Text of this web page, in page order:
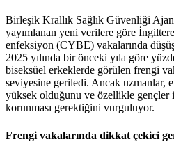
Birleşik Krallık Sağlık Güvenliği
yayımlanan yeni verilere göre
enfeksiyon (CYBE) vakalarında düşüş
2025 yılında bir önceki yıla göre
biseksüel erkeklerde görülen frengi
seviyesine geriledi. Ancak uzmanlar,
yüksek olduğunu ve özellikle gençler
korunması gerektiğini vurguluyor.
Frengi vakalarında dikkat çekici